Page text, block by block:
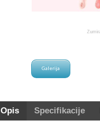
Opis Specifikacije